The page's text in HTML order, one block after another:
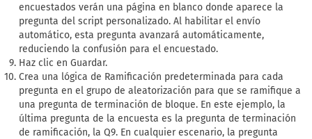
encuestados verán una página en blanco donde aparece la
pregunta del script personalizado. Al habilitar el envío
automático, esta pregunta avanzará automáticamente,
reduciendo la confusión para el encuestado.
Haz clic en Guardar.
Crea una lógica de Ramificación predeterminada para cada
pregunta en el grupo de aleatorización para que se ramifique a
una pregunta de terminación de bloque. En este ejemplo, la
última pregunta de la encuesta es la pregunta de terminación
de ramificación, la Q9. En cualquier escenario, la pregunta